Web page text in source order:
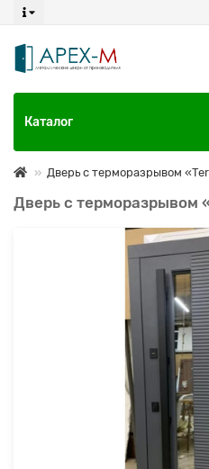
Каталог
Дверь с терморазрывом
Дверь с терморазрывом